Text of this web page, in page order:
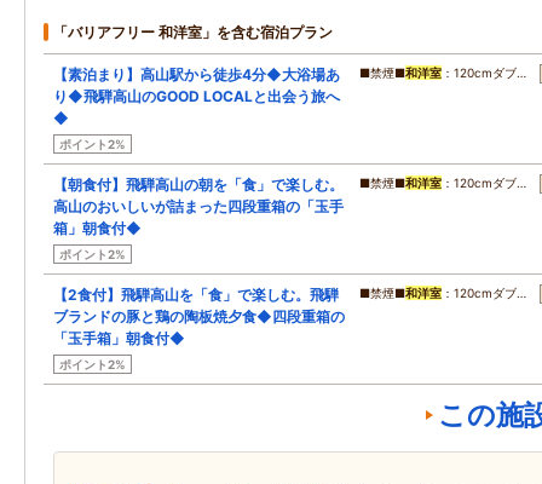
「バリアフリー 和洋室」を含む宿泊プラン
【素泊まり】高山駅から徒歩4分◆大浴場あ
り◆飛騨高山のGOOD LOCALと出会う旅へ
◆
ポイント2%
■禁煙■和洋室 ：120cmダブ…
【朝食付】飛騨高山の朝を「食」で楽しむ。
高山のおいしいが詰まった四段重箱の「玉手
箱」朝食付◆
ポイント2%
■禁煙■和洋室 ：120cmダブ…
【2食付】飛騨高山を「食」で楽しむ。飛騨
ブランドの豚と鶏の陶板焼夕食◆四段重箱の
「玉手箱」朝食付◆
ポイント2%
■禁煙■和洋室 ：120cmダブ…
この施